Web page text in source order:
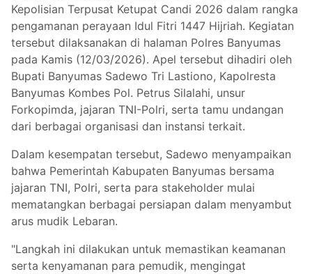
Kepolisian Terpusat Ketupat Candi 2026 dalam rangka
pengamanan perayaan Idul Fitri 1447 Hijriah. Kegiatan
tersebut dilaksanakan di halaman Polres Banyumas
pada Kamis (12/03/2026). Apel tersebut dihadiri oleh
Bupati Banyumas Sadewo Tri Lastiono, Kapolresta
Banyumas Kombes Pol. Petrus Silalahi, unsur
Forkopimda, jajaran TNI-Polri, serta tamu undangan
dari berbagai organisasi dan instansi terkait.
Dalam kesempatan tersebut, Sadewo menyampaikan
bahwa Pemerintah Kabupaten Banyumas bersama
jajaran TNI, Polri, serta para stakeholder mulai
mematangkan berbagai persiapan dalam menyambut
arus mudik Lebaran.
"Langkah ini dilakukan untuk memastikan keamanan
serta kenyamanan para pemudik, mengingat